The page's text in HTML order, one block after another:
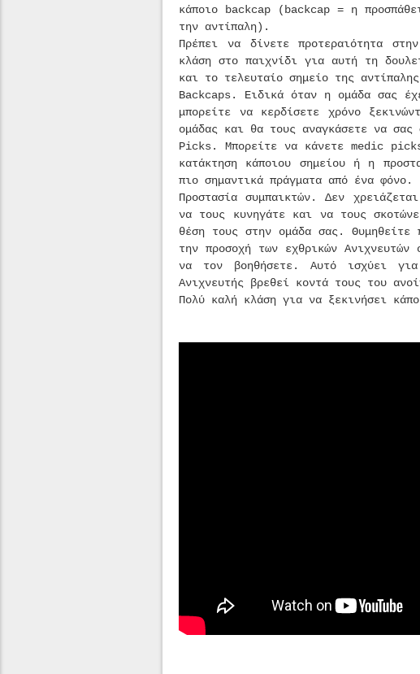
κάποιο backcap (backcap = η
την αντίπαλη).
Πρέπει να δίνετε προτεραιότητα
κλάση στο παιχνίδι για αυτή τη
και το τελευταίο σημείο της
Backcaps. Ειδικά όταν η ομάδα σας
μπορείτε να κερδίσετε χρόνο
ομάδας και θα τους αναγκάσετε να σας
Picks. Μπορείτε να κάνετε medic
κατάκτηση κάποιου σημείου ή η
πιο σημαντικά πράγματα από ένα φόνο.
Προστασία συμπαικτών. Δεν
να τους κυνηγάτε και να τους
θέση τους στην ομάδα σας. Θυμηθείτε
την προσοχή των εχθρικών
να τον βοηθήσετε. Αυτό ισχύει
Ανιχνευτής βρεθεί κοντά τους του
Πολύ καλή κλάση για να ξεκινήσει